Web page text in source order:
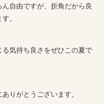
自由ですが、折角だから良
。
気持ち良さをぜひこの夏で
りがとうございます。